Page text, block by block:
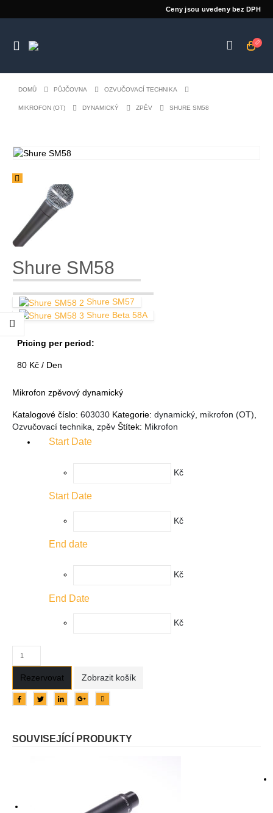
Ceny jsou uvedeny bez DPH
DOMŮ PŮJČOVNA OZVUČOVACÍ TECHNIKA
MIKROFON (OT) DYNAMICKÝ ZPĚV SHURE SM58
Shure SM58
Shure SM57
Shure Beta 58A
Pricing per period:
80 Kč / Den
Mikrofon zpěvový dynamický
Katalogové číslo: 603030 Kategorie: dynamický, mikrofon (OT),
Ozvučovací technika, zpěv Štítek: Mikrofon
Start Date
Kč
Start Date
Kč
End date
Kč
End Date
Kč
Rezervovat Zobrazit košík
SOUVISEJÍCÍ PRODUKTY